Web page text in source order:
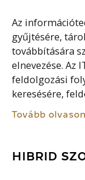
Az
gyűjtésére,
továbbítására
elnevezése. Az
feldolgozási
keresésére,
Tovább
HIBRID